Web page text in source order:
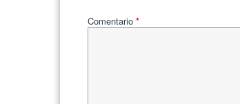
Comentario *